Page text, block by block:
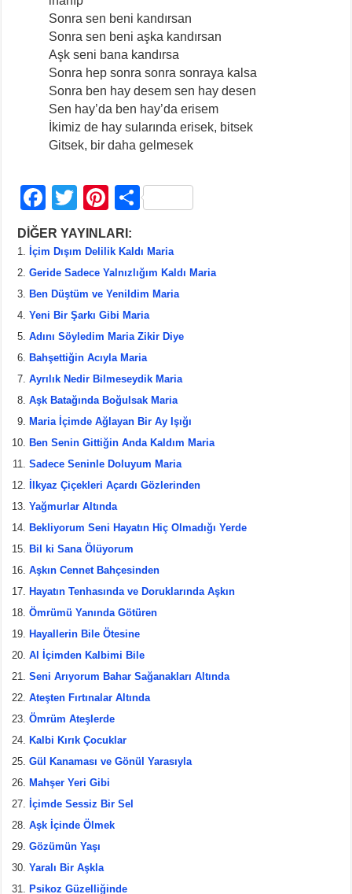
Sonra sen beni kandırsan
Sonra sen beni aşka kandırsan
Aşk seni bana kandırsa
Sonra hep sonra sonra sonraya kalsa
Sonra ben hay desem sen hay desen
Sen hay’da ben hay’da erisem
İkimiz de hay sularında erisek, bitsek
Gitsek, bir daha gelmesek
F
a
c
e
b
o
o
k
T
wi
tt
er
Pi
nt
er
e
st
S
ar
e
DİĞER YAYINLARI:
İçim Dışım Delilik Kaldı Maria
Geride Sadece Yalnızlığım Kaldı Maria
Ben Düştüm ve Yenildim Maria
Yeni Bir Şarkı Gibi Maria
Adını Söyledim Maria Zikir Diye
Bahşettiğin Acıyla Maria
Ayrılık Nedir Bilmeseydik Maria
Aşk Batağında Boğulsak Maria
Maria İçimde Ağlayan Bir Ay Işığı
Ben Senin Gittiğin Anda Kaldım Maria
Sadece Seninle Doluyum Maria
İlkyaz Çiçekleri Açardı Gözlerinden
Yağmurlar Altında
Bekliyorum Seni Hayatın Hiç Olmadığı Yerde
Bil ki Sana Ölüyorum
Aşkın Cennet Bahçesinden
Hayatın Tenhasında ve Doruklarında Aşkın
Ömrümü Yanında Götüren
Hayallerin Bile Ötesine
Al İçimden Kalbimi Bile
Seni Arıyorum Bahar Sağanakları Altında
Ateşten Fırtınalar Altında
Ömrüm Ateşlerde
Kalbi Kırık Çocuklar
Gül Kanaması ve Gönül Yarasıyla
Mahşer Yeri Gibi
İçimde Sessiz Bir Sel
Aşk İçinde Ölmek
Gözümün Yaşı
Yaralı Bir Aşkla
Psikoz Güzelliğinde